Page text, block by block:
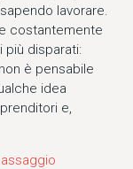
lavorare.
costantemente
disparati:
è pensabile
idea
e,